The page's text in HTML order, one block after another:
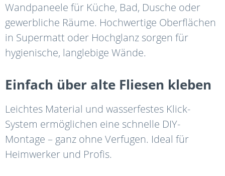
Wandpaneele für Küche, Bad, Dusche oder
gewerbliche Räume. Hochwertige Oberflächen
in Supermatt oder Hochglanz sorgen für
hygienische, langlebige Wände.
Einfach über alte Fliesen kleben
Leichtes Material und wasserfestes Klick-
System ermöglichen eine schnelle DIY-
Montage – ganz ohne Verfugen. Ideal für
Heimwerker und Profis.